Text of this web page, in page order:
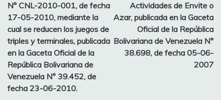
N° CNL-2010-001, de fecha
17-05-2010, mediante la
cual se reducen los juegos de
triples y terminales, publicada
en la Gaceta Oficial de la
República Bolivariana de
Venezuela N° 39.452, de
fecha 23-06-2010.
Actividades de Envite o
Azar, publicada en la Gaceta
Oficial de la República
Bolivariana de Venezuela N°
38.698, de fecha 05-06-
2007